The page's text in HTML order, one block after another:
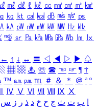
㎖ ㎗ ℓ ㎘ ㏄ ㎣ ㎤ ㎥ ㎦
㎏ ㏏ ㎈ ㎉ ㏈ ㎧ ㎨ ㎰
㎄ ㎺ ㎻ ㎽ ㎾ ㎿ ㎐ ㎑
㎯ ㏛ ㎩ ㎪ ㎫ ㎬ ㏝ ㏐
㏓
← ↑ ↓ ↔ 〓 ◁ ◀ ▷ ▶ ♤
▦ ▩ ♨ ☏ ☎ ☜ ☞ ¶ †
™ ㏂ ㏘ ℡ ＃ ＆ ＊ ＠ ª º
Ⅳ Ⅴ Ⅵ Ⅶ Ⅷ Ⅸ Ⅹ
ب ت ث ج ح خ د ذ ر ز س